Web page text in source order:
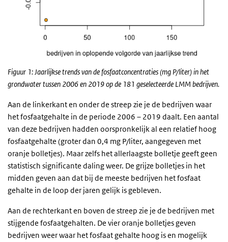
Figuur 1: Jaarlijkse trends van de fosfaatconcentraties (mg P/liter) in het
grondwater tussen 2006 en 2019 op de 181 geselecteerde LMM bedrijven.
Aan de linkerkant en onder de streep zie je de bedrijven waar
het fosfaatgehalte in de periode 2006 – 2019 daalt. Een aantal
van deze bedrijven hadden oorspronkelijk al een relatief hoog
fosfaatgehalte (groter dan 0,4 mg P/liter, aangegeven met
oranje bolletjes). Maar zelfs het allerlaagste bolletje geeft geen
statistisch significante daling weer. De grijze bolletjes in het
midden geven aan dat bij de meeste bedrijven het fosfaat
gehalte in de loop der jaren gelijk is gebleven.
Aan de rechterkant en boven de streep zie je de bedrijven met
stijgende fosfaatgehalten. De vier oranje bolletjes geven
bedrijven weer waar het fosfaat gehalte hoog is en mogelijk